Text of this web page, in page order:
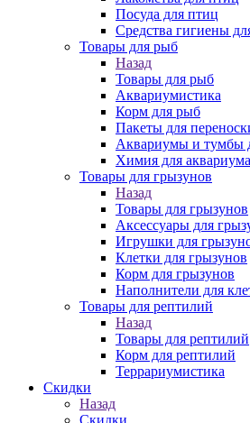
Посуда для птиц
Средства гигиены
Товары для рыб
Назад
Товары для рыб
Аквариумистика
Корм для рыб
Пакеты для
Аквариумы и тумбы
Химия для аквариума
Товары для грызунов
Назад
Товары для грызунов
Аксессуары для
Игрушки для
Клетки для грызунов
Корм для грызунов
Наполнители для
Товары для рептилий
Назад
Товары для рептилий
Корм для рептилий
Террариумистика
Скидки
Назад
Скидки